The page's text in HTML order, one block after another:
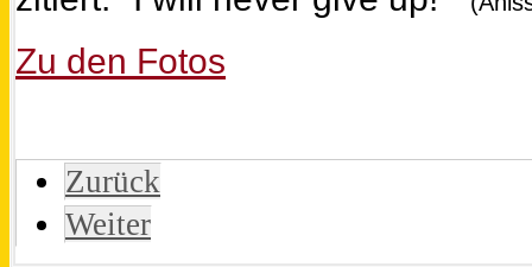
Zu den Fotos
Zurück
Weiter